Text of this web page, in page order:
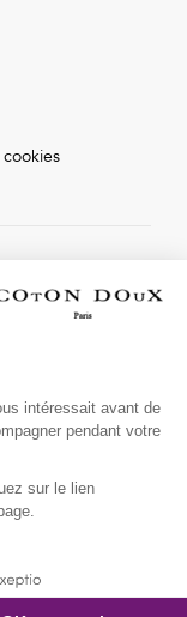
: nouvelles
intéressait avant de
pendant votre
sur le lien